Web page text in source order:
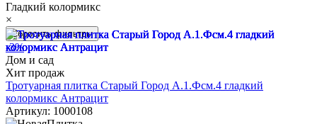
Гладкий колормикс
×
Сбросить фильтры
-3%
Дом и сад
Хит продаж
Тротуарная плитка Старый Город А.1.Фсм.4 гладкий
колормикс Антрацит
Артикул: 1000108